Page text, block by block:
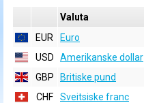
Valuta
EUR
Euro
USD
Amerikanske dollar
GBP
Britiske pund
CHF
Sveitsiske franc